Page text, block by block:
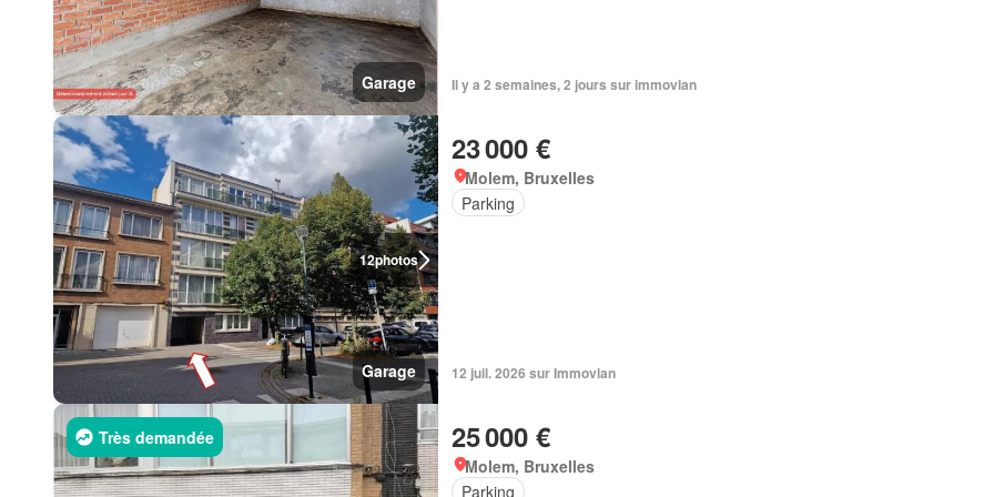
Garage Il y a 2 semaines, 2 jours sur immovlan
12photos
Garage
23 000 €
Molem, Bruxelles
Parking
12 juil. 2026 sur Immovlan
Très demandée 25 000 €
Molem, Bruxelles
Parking